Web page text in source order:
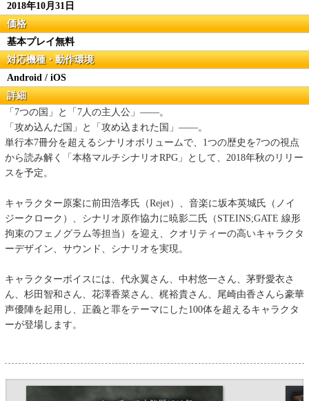
2018年10月31日
価格
基本プレイ無料
対応機種・動作環境
Android / iOS
詳細
「7つの国」と「7人の主人公」――。
「攻め込んだ国」と「攻め込まれた国」――。
単行本7冊分を超えるシナリオボリュームで、1つの歴史を7つの視点
から読み解く「本格マルチシナリオRPG」として、2018年秋のリリー
スを予定。
キャラクター原案に前田浩孝氏（Rejet）、音楽に坂本英城氏（ノイ
ジークローク）、シナリオ原作協力に暁影二氏（STEINS;GATE 線形
拘束のフェノグラム等担当）を迎え、クオリティーの高いキャラクタ
ーデザイン、サウンド、シナリオを実現。
キャラクターボイスには、代永翼さん、中村悠一さん、茅野愛衣さ
ん、杉田智和さん、花澤香菜さん、梶裕貴さん、尾崎由香さんら豪華
声優陣を起用し、正義と罪をテーマにした100体を超えるキャラクタ
ーが登場します。